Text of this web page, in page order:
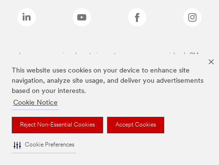
This website uses cookies on your device to enhance site
navigation, analyze site usage, and deliver you advertisements
based on your interests.
Cookie Notice
Reject Non-Essential Cookies Accept Cookies
Cookie Preferences
Las marcas mencionadas anteriormente son marcas comerciales de 3M.